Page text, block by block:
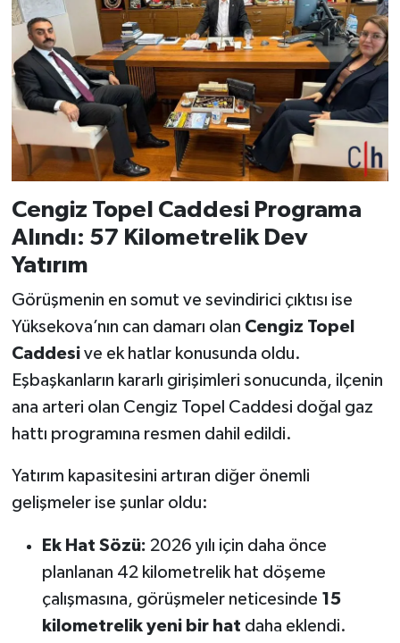
Cengiz Topel Caddesi Programa
Alındı: 57 Kilometrelik Dev
Yatırım
Görüşmenin en somut ve sevindirici çıktısı ise
Yüksekova’nın can damarı olan Cengiz Topel
Caddesive ek hatlar konusunda oldu.
Eşbaşkanların kararlı girişimleri sonucunda, ilçenin
ana arteri olan Cengiz Topel Caddesi doğal gaz
hattı programına resmen dahil edildi.
Yatırım kapasitesini artıran diğer önemli
gelişmeler ise şunlar oldu:
Ek Hat Sözü: 2026 yılı için daha önce
planlanan 42 kilometrelik hat döşeme
çalışmasına, görüşmeler neticesinde 15
kilometrelik yeni bir hat daha eklendi.